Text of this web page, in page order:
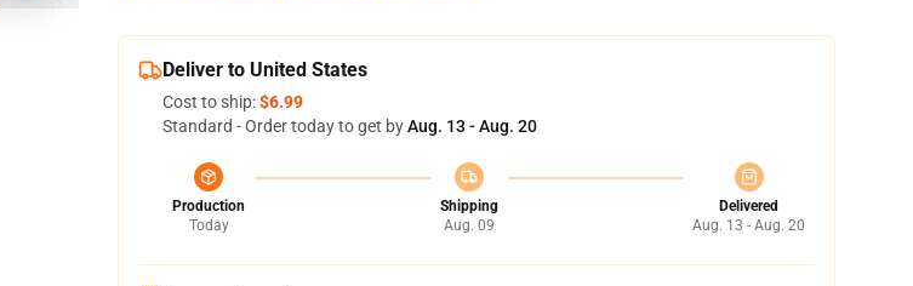
Deliver to United States
Cost to ship:$6.99
Standard - Order today to get byAug. 13 - Aug. 20
Production
Today
Shipping
Aug. 09
Delivered
Aug. 13 - Aug. 20